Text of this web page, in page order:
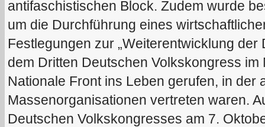
antifaschistischen Block. Zudem wurde
um die Durchführung eines
Festlegungen zur „Weiterentwicklung der
dem Dritten Deutschen Volkskongress
Nationale Front ins Leben gerufen, in der
Massenorganisationen vertreten waren.
Deutschen Volkskongresses am 7.